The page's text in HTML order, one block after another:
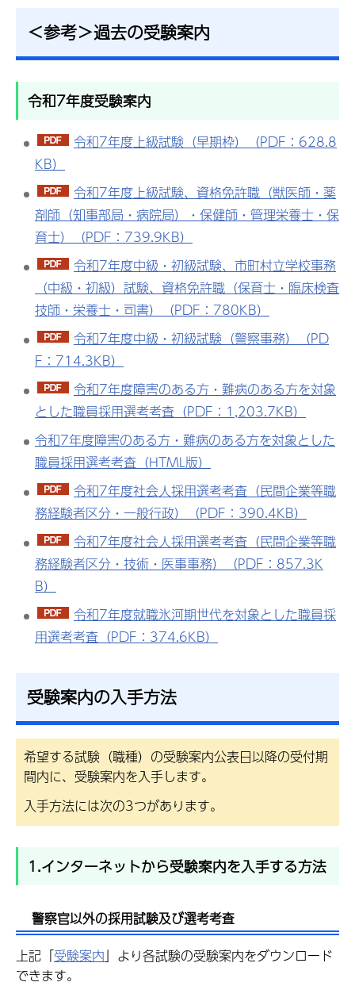
＜参考＞過去の受験案内
令和7年度受験案内
令和7年度上級試験（早期枠）（PDF：628.8
KB）
令和7年度上級試験、資格免許職（獣医師・薬
剤師（知事部局・病院局）・保健師・管理栄養士・保
育士）（PDF：739.9KB）
令和7年度中級・初級試験、市町村立学校事務
（中級・初級）試験、資格免許職（保育士・臨床検査
技師・栄養士・司書）（PDF：780KB）
令和7年度中級・初級試験（警察事務）（PD
F：714.3KB）
令和7年度障害のある方・難病のある方を対象
とした職員採用選考考査（PDF：1,203.7KB）
令和7年度障害のある方・難病のある方を対象とした
職員採用選考考査（HTML版）
令和7年度社会人採用選考考査（民間企業等職
務経験者区分・一般行政）（PDF：390.4KB）
令和7年度社会人採用選考考査（民間企業等職
務経験者区分・技術・医事事務）（PDF：857.3K
B）
令和7年度就職氷河期世代を対象とした職員採
用選考考査（PDF：374.6KB）
受験案内の入手方法
希望する試験（職種）の受験案内公表日以降の受付期
間内に、受験案内を入手します。
入手方法には次の3つがあります。
1.インターネットから受験案内を入手する方法
警察官以外の採用試験及び選考考査
上記「受験案内」より各試験の受験案内をダウンロード
できます。